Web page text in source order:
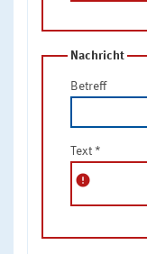
Nachricht
Betreff
Text *
error